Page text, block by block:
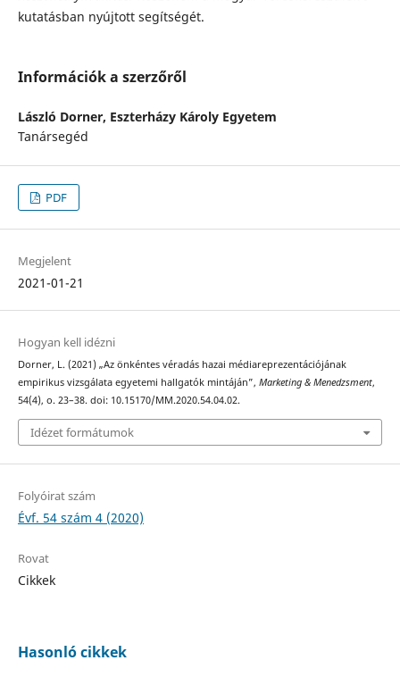
kutatásban nyújtott segítségét.
Információk a szerzőről
László Dorner, Eszterházy Károly Egyetem
Tanársegéd
PDF
Megjelent
2021-01-21
Hogyan kell idézni
Dorner, L. (2021) „Az önkéntes véradás hazai médiareprezentációjának
empirikus vizsgálata egyetemi hallgatók mintáján”, Marketing & Menedzsment,
54(4), o. 23–38. doi: 10.15170/MM.2020.54.04.02.
Idézet formátumok
Folyóirat szám
Évf. 54 szám 4 (2020)
Rovat
Cikkek
Hasonló cikkek